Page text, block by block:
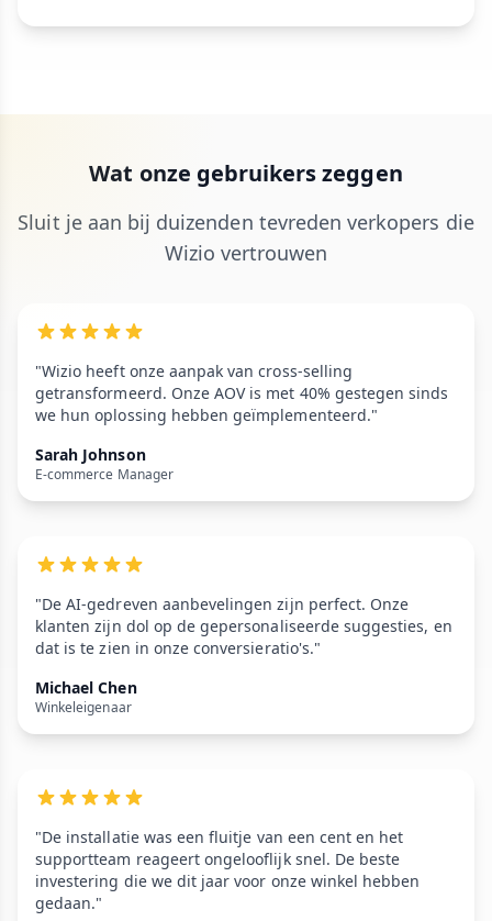
Wat onze gebruikers zeggen
Sluit je aan bij duizenden tevreden verkopers die
Wizio vertrouwen
"Wizio heeft onze aanpak van cross-selling
getransformeerd. Onze AOV is met 40% gestegen sinds
we hun oplossing hebben geïmplementeerd."
Sarah Johnson
E-commerce Manager
"De AI-gedreven aanbevelingen zijn perfect. Onze
klanten zijn dol op de gepersonaliseerde suggesties, en
dat is te zien in onze conversieratio's."
Michael Chen
Winkeleigenaar
"De installatie was een fluitje van een cent en het
supportteam reageert ongelooflijk snel. De beste
investering die we dit jaar voor onze winkel hebben
gedaan."